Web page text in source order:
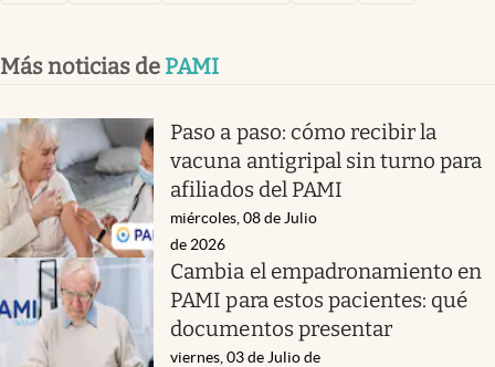
Más noticias de PAMI
Paso a paso: cómo recibir la
vacuna antigripal sin turno para
afiliados del PAMI
miércoles, 08 de Julio
de 2026
Cambia el empadronamiento en
PAMI para estos pacientes: qué
documentos presentar
viernes, 03 de Julio de